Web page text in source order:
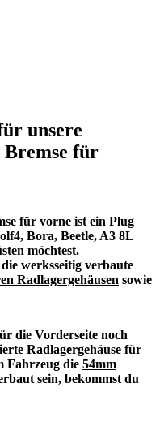
unsere
für
für vorne ist ein Plug
Bora, Beetle, A3 8L
möchtest.
werksseitig verbaute
Radlagergehäusen sowie
die Vorderseite noch
Radlagergehäuse für
Fahrzeug die 54mm
sein, bekommst du